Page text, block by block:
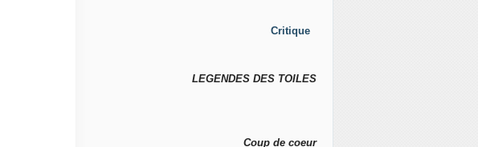
Critique
LEGENDES DES TOILES
Coup de coeur